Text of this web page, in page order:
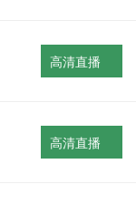
高清直播
高清直播